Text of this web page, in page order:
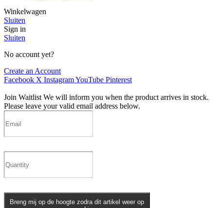
Winkelwagen
Sluiten
Sign in
Sluiten
No account yet?
Create an Account
Facebook X InstagramYouTube Pinterest
Join Waitlist We will inform you when the product arrives in stock.
Please leave your valid email address below.
Breng mij op de hoogte zodra dit artikel weer op